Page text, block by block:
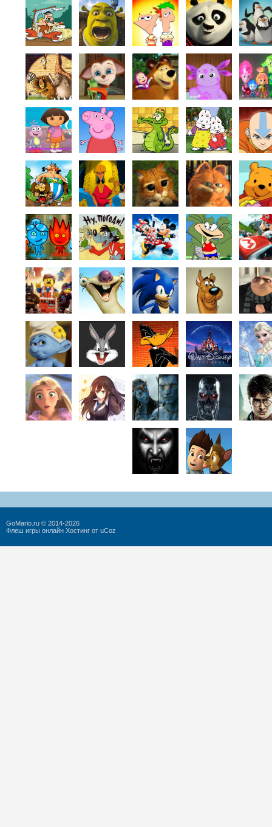
GoMario.ru © 2014-2026
Флеш игры онлайн Хостинг от uCoz